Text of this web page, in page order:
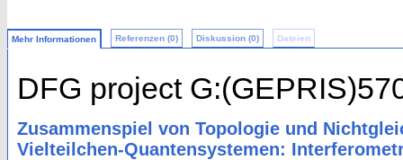
Mehr Informationen Referenzen (0) Diskussion (0) Dateien
DFG project
Zusammenspiel von Topologie und
Vielteilchen-Quantensystemen: